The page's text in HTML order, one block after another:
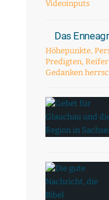
Videoinputs
Das
Höhepunkte,
Predigten,
Gedanken